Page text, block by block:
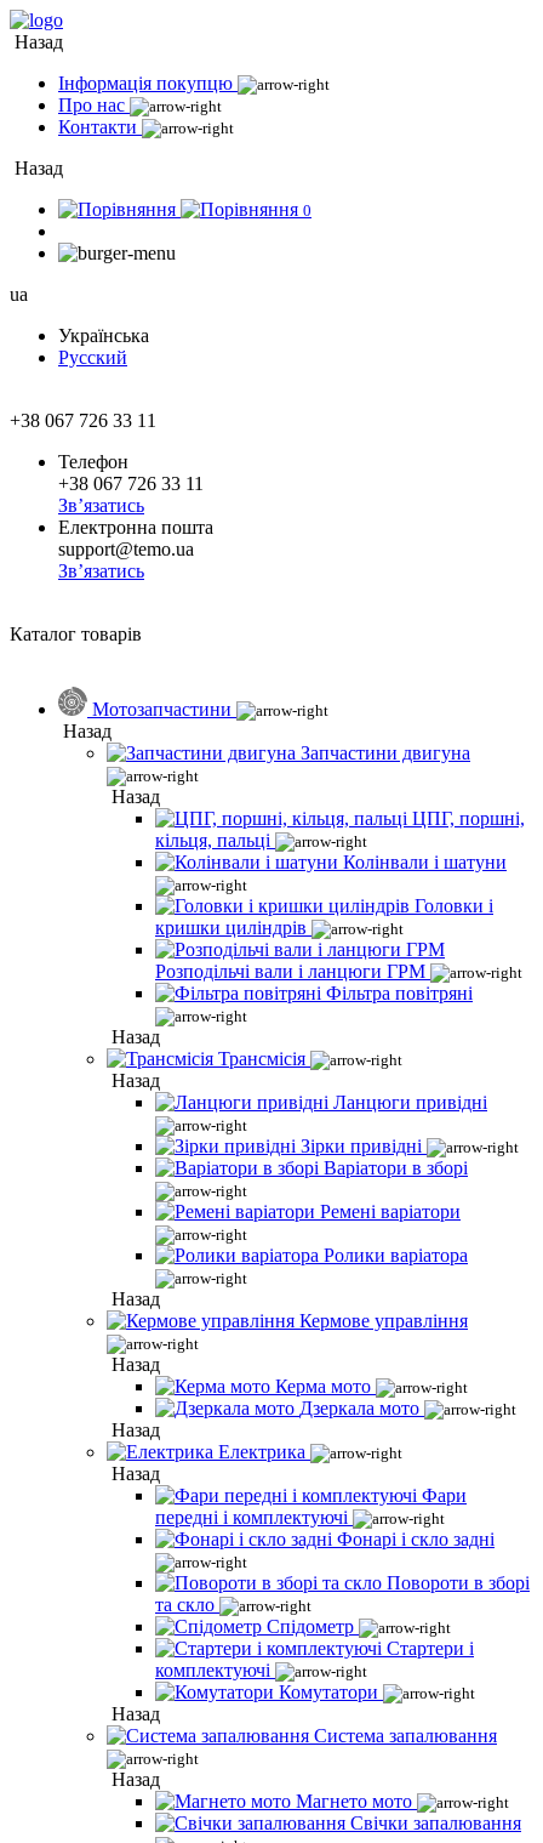
Назад
Інформація покупцю
Про нас
Контакти
Назад
0
ua
Українська
Русский
+38 067 726 33 11
Телефон
+38 067 726 33 11
Зв’язатись
Електронна пошта
support@temo.ua
Зв’язатись
Каталог товарів
Мотозапчастини
Назад
Запчастини двигуна
Назад
ЦПГ, поршні,
кільця, пальці
Колінвали і шатуни
Головки і
кришки циліндрів
Розподільчі вали і ланцюги ГРМ
Фільтра повітряні
Назад
Трансмісія
Назад
Ланцюги привідні
Зірки привідні
Варіатори в зборі
Ремені варіатори
Ролики варіатора
Назад
Кермове управління
Назад
Керма мото
Дзеркала мото
Назад
Електрика
Назад
Фари
передні і комплектуючі
Фонарі і скло задні
Повороти в зборі
та скло
Спідометр
Стартери і
комплектуючі
Комутатори
Назад
Система запалювання
Назад
Магнето мото
Свічки запалювання